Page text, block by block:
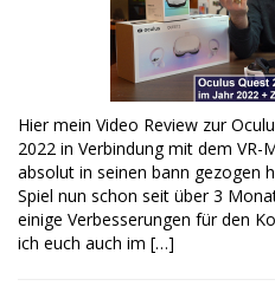
Hier mein Video Review zur
2022 in Verbindung mit dem VR-
absolut in seinen bann gezogen
Spiel nun schon seit über 3
einige Verbesserungen für den
ich euch auch im […]